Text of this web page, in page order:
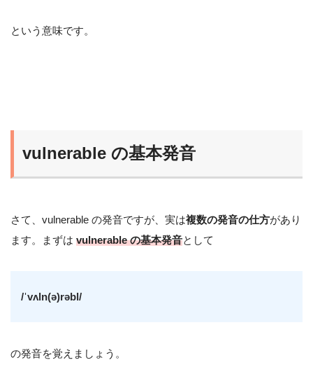
という意味です。
vulnerable の基本発音
さて、vulnerable の発音ですが、実は複数の発音の仕方があり
ます。まずは vulnerable の基本発音として
/ˈvʌln(ə)rəbl/
の発音を覚えましょう。